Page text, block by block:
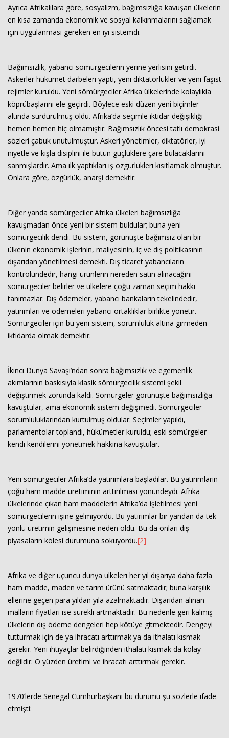
Ayrıca Afrikalılara göre, sosyalizm, bağımsızlığa kavuşan ülkelerin
en kısa zamanda ekonomik ve sosyal kalkınmalarını sağlamak
için uygulanması gereken en iyi sistemdi.
Bağımsızlık, yabancı sömürgecilerin yerine yerlisini getirdi.
Askerler hükümet darbeleri yaptı, yeni diktatörlükler ve yeni faşist
rejimler kuruldu. Yeni sömürgeciler Afrika ülkelerinde kolaylıkla
köprübaşlarını ele geçirdi. Böylece eski düzen yeni biçimler
altında sürdürülmüş oldu. Afrika’da seçimle iktidar değişikliği
hemen hemen hiç olmamıştır. Bağımsızlık öncesi tatlı demokrasi
sözleri çabuk unutulmuştur. Askeri yönetimler, diktatörler, iyi
niyetle ve kışla disiplini ile bütün güçlüklere çare bulacaklarını
sanmışlardır. Ama ilk yaptıkları iş özgürlükleri kısıtlamak olmuştur.
Onlara göre, özgürlük, anarşi demektir.
Diğer yanda sömürgeciler Afrika ülkeleri bağımsızlığa
kavuşmadan önce yeni bir sistem buldular; buna yeni
sömürgecilik dendi. Bu sistem, görünüşte bağımsız olan bir
ülkenin ekonomik işlerinin, maliyesinin, iç ve dış politikasının
dışarıdan yönetilmesi demekti. Dış ticaret yabancıların
kontrolündedir, hangi ürünlerin nereden satın alınacağını
sömürgeciler belirler ve ülkelere çoğu zaman seçim hakkı
tanımazlar. Dış ödemeler, yabancı bankaların tekelindedir,
yatırımları ve ödemeleri yabancı ortaklıklar birlikte yönetir.
Sömürgeciler için bu yeni sistem, sorumluluk altına girmeden
iktidarda olmak demektir.
İkinci Dünya Savaşı’ndan sonra bağımsızlık ve egemenlik
akımlarının baskısıyla klasik sömürgecilik sistemi şekil
değiştirmek zorunda kaldı. Sömürgeler görünüşte bağımsızlığa
kavuştular, ama ekonomik sistem değişmedi. Sömürgeciler
sorumluluklarından kurtulmuş oldular. Seçimler yapıldı,
parlamentolar toplandı, hükümetler kuruldu; eski sömürgeler
kendi kendilerini yönetmek hakkına kavuştular.
Yeni sömürgeciler Afrika’da yatırımlara başladılar. Bu yatırımların
çoğu ham madde üretiminin arttırılması yönündeydi. Afrika
ülkelerinde çıkan ham maddelerin Afrika’da işletilmesi yeni
sömürgecilerin işine gelmiyordu. Bu yatırımlar bir yandan da tek
yönlü üretimin gelişmesine neden oldu. Bu da onları dış
piyasaların kölesi durumuna sokuyordu.[2]
Afrika ve diğer üçüncü dünya ülkeleri her yıl dışarıya daha fazla
ham madde, maden ve tarım ürünü satmaktadır; buna karşılık
ellerine geçen para yıldan yıla azalmaktadır. Dışarıdan alınan
malların fiyatları ise sürekli artmaktadır. Bu nedenle geri kalmış
ülkelerin dış ödeme dengeleri hep kötüye gitmektedir. Dengeyi
tutturmak için de ya ihracatı arttırmak ya da ithalatı kısmak
gerekir. Yeni ihtiyaçlar belirdiğinden ithalatı kısmak da kolay
değildir. O yüzden üretimi ve ihracatı arttırmak gerekir.
1970’lerde Senegal Cumhurbaşkanı bu durumu şu sözlerle ifade
etmişti: